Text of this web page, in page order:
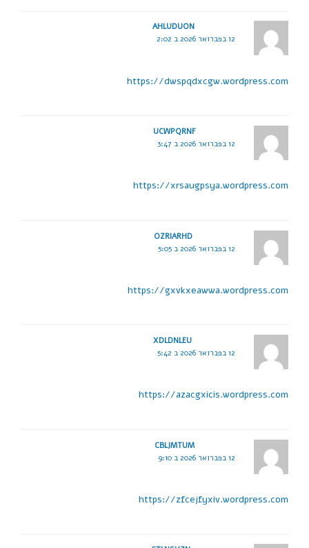
AHLUDUON
12 בפברואר 2026 ב 2:02
https://dwspqdxcgw.wordpress.com
UCWPQRNF
12 בפברואר 2026 ב 3:47
https://xrsaugpsya.wordpress.com
OZRIARHD
12 בפברואר 2026 ב 5:05
https://gxvkxeawwa.wordpress.com
XDLDNLEU
12 בפברואר 2026 ב 5:42
https://azacgxicis.wordpress.com
CBLJMTUM
12 בפברואר 2026 ב 9:10
https://zfcejfyxiv.wordpress.com